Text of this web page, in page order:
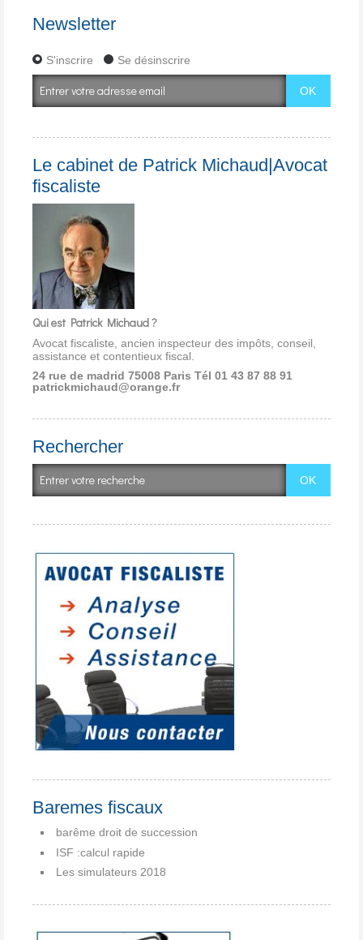
Newsletter
S'inscrire Se désinscrire
Le cabinet de Patrick Michaud|Avocat
fiscaliste
Qui est Patrick Michaud ?
Avocat fiscaliste, ancien inspecteur des impôts, conseil,
assistance et contentieux fiscal.
24 rue de madrid 75008 Paris Tél 01 43 87 88 91
patrickmichaud@orange.fr
Rechercher
Baremes fiscaux
barême droit de succession
ISF :calcul rapide
Les simulateurs 2018